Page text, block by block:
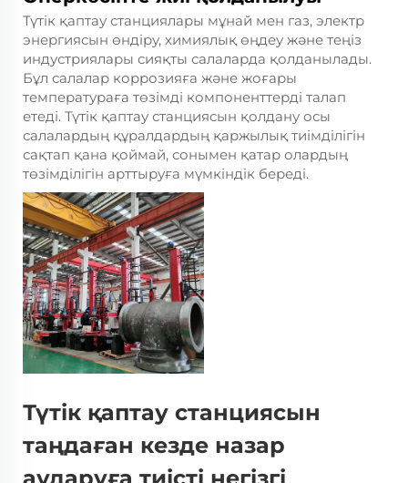
Түтік қаптау станциялары мұнай мен газ, электр
энергиясын өндіру, химиялық өңдеу және теңіз
индустриялары сияқты салаларда қолданылады.
Бұл салалар коррозияға және жоғары
температураға төзімді компоненттерді талап
етеді. Түтік қаптау станциясын қолдану осы
салалардың құралдардың қаржылық тиімділігін
сақтап қана қоймай, сонымен қатар олардың
төзімділігін арттыруға мүмкіндік береді.
Түтік қаптау станциясын
таңдаған кезде назар